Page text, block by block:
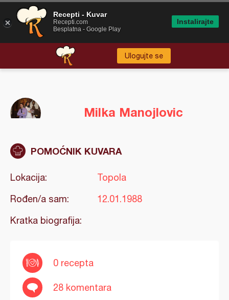
Ulogujte se
Milka Manojlovic
POMOĆNIK KUVARA
Lokacija:
Topola
Rođen/a sam:
12.01.1988
Kratka biografija:
0 recepta
28 komentara
Recepti - Kuvar
Recepti.com
Besplatna - Google Play
Instalirajte